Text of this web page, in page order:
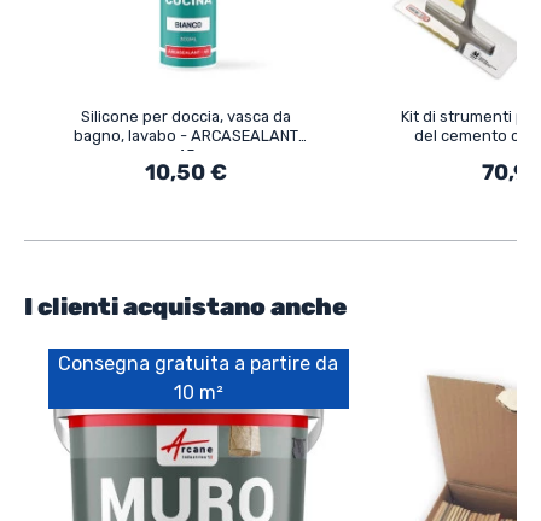
Silicone per doccia, vasca da
bagno, lavabo - ARCASEALANT
45
10,50 €
Kit di strumenti
del cemento
I clienti acquistano anche
Consegna gratuita a partire da
10 m²